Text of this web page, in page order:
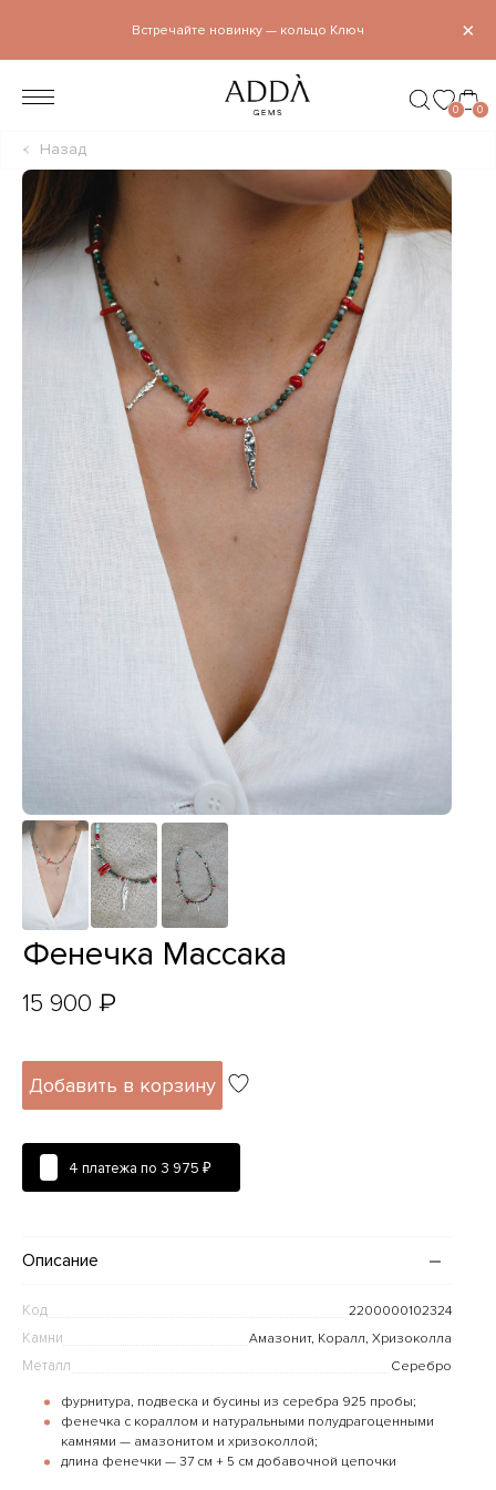
×
Встречайте новинку — кольцо Ключ
0 0
Назад
Фенечка Массака
15 900 ₽
Добавить в корзину
4 платежа по 3 975 ₽
Описание
Код 2200000102324
Камни Амазонит, Коралл, Хризоколла
Металл Серебро
фурнитура, подвеска и бусины из серебра 925 пробы;
фенечка с кораллом и натуральными полудрагоценными
камнями — амазонитом и хризоколлой;
длина фенечки — 37 см + 5 см добавочной цепочки